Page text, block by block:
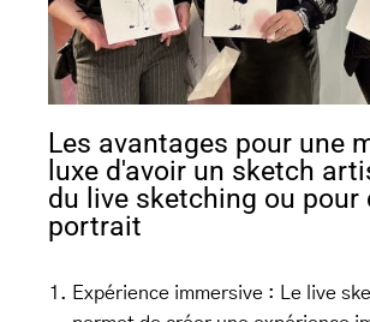
Les avantages pour une
luxe d'avoir un sketch
du live sketching ou pour
portrait
Expérience immersive : Le live